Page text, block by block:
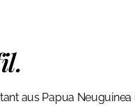
aus Papua Neuguinea